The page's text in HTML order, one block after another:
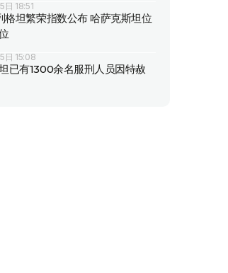
18:51
坦繁荣指数公布 哈萨克斯坦位
日 15:08
已有1300余名服刑人员因特赦